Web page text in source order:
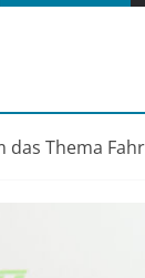
Thema